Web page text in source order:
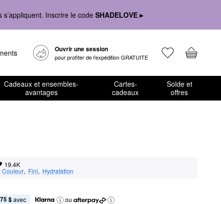
Inscrire le code SHADELOVE ▸
Ouvrir une session
pour profiter de l’expédition GRATUITE
Cadeaux et ensembles-
avantages
Cartes-
cadeaux
Solde et
offres
19.4K
Couleur, Fini, Hydratation
$ avec
ou